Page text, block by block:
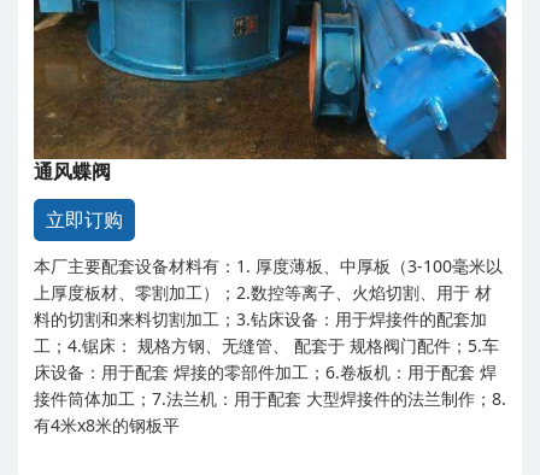
通风蝶阀
立即订购
本厂主要配套设备材料有：1. 厚度薄板、中厚板（3-100毫米以
上厚度板材、零割加工）；2.数控等离子、火焰切割、用于 材
料的切割和来料切割加工；3.钻床设备：用于焊接件的配套加
工；4.锯床： 规格方钢、无缝管、 配套于 规格阀门配件；5.车
床设备：用于配套 焊接的零部件加工；6.卷板机：用于配套 焊
接件筒体加工；7.法兰机：用于配套 大型焊接件的法兰制作；8.
有4米x8米的钢板平